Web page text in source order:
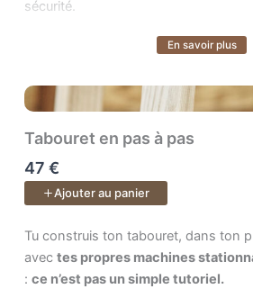
de crayon à la dernière couche de
51 vidéos.
sécurité.
approche amateur, la rigueur des
professionnel, et la clarté
choix d’équipement.
À travers 74 leçons progressives,
immédiatement ,
lesréglages essentiels
En savoir plus
Tabouret en pas à pas
47 €
Ajouter au panier
Tu construis ton tabouret, dans ton
Tu construis ton tabouret, dans ton
avectes propres machines
:ce n’est pas un simple tutoriel.